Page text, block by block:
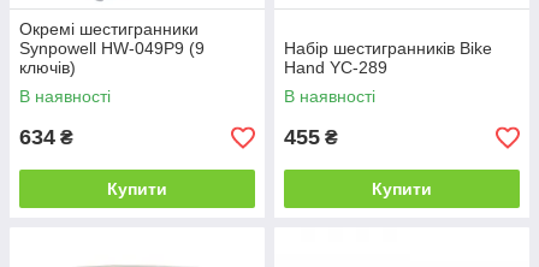
Окремі шестигранники
Synpowell HW-049P9 (9
ключів)
В наявності
634 ₴
Купити
Набір шестигранників Bike
Hand YC-289
В наявності
455 ₴
Купити